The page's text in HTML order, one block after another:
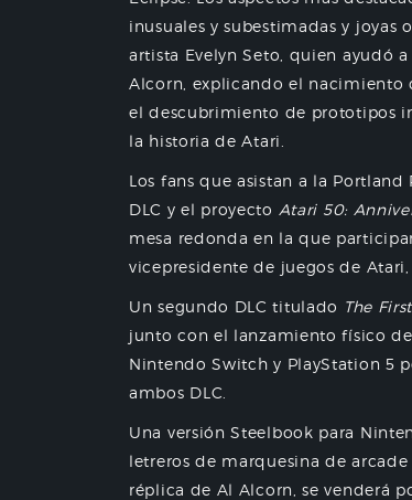
inusuales y subestimadas y
artista Evelyn Seto, quien ayudó
Alcorn, explicando el nacimiento
el descubrimiento de prototipos
la historia de Atari.
Los fans que asistan a la
DLC y el proyecto Atari 50:
mesa redonda en la que
vicepresidente de juegos de
Un segundo DLC titulado The
junto con el lanzamiento físico de
Nintendo Switch y PlayStation 5
ambos DLC.
Una versión Steelbook para
letreros de marquesina de
réplica de Al Alcorn, se venderá